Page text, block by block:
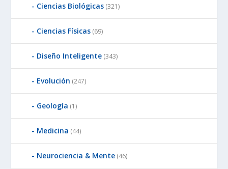
Ciencias Biológicas (321)
Ciencias Físicas (69)
Diseño Inteligente (343)
Evolución (247)
Geología (1)
Medicina (44)
Neurociencia & Mente (46)